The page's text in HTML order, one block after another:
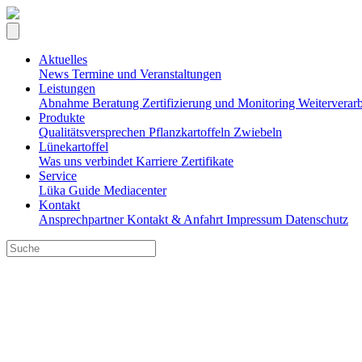
Aktuelles
News Termine und Veranstaltungen
Leistungen
Abnahme Beratung Zertifizierung und Monitoring
Produkte
Qualitätsversprechen Pflanzkartoffeln Zwiebeln
Lünekartoffel
Was uns verbindet Karriere Zertifikate
Service
Lüka Guide Mediacenter
Kontakt
AnsprechpartnerKontakt & Anfahrt Impressum Datenschutz